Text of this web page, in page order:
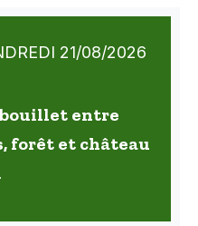
21/08/2026
entre
forêt et château